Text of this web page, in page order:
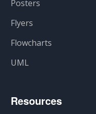
Posters
Flyers
Flowcharts
UML
Resources